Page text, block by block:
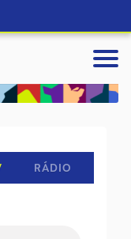
RÁDIO